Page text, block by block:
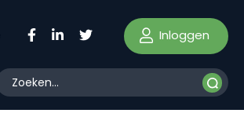
Inloggen